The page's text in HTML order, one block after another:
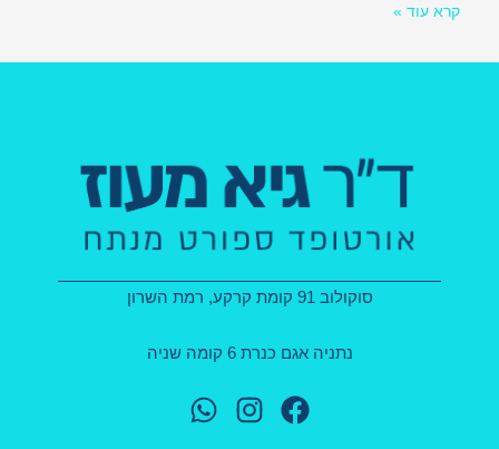
קרא עוד »
סוקולוב 91 קומת קרקע, רמת השרון
נתניה אגם כנרת 6 קומה שניה